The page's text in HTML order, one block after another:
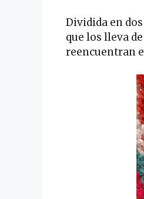
Dividida en
que los lleva
reencuentran